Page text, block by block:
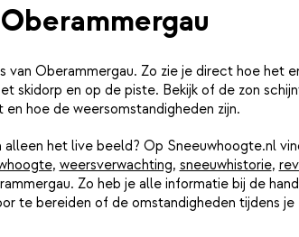
van Oberammergau. Zo zie je direct hoe het
skidorp en op de piste. Bekijk of de zon
hoe de weersomstandigheden zijn.
het live beeld? Op Sneeuwhoogte.nl
, weersverwachting, sneeuwhistorie,
Zo heb je alle informatie bij de
te bereiden of de omstandigheden tijdens je